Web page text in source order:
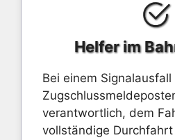
Helfer im
Bei einem
verantwortlich, dem
vollständige